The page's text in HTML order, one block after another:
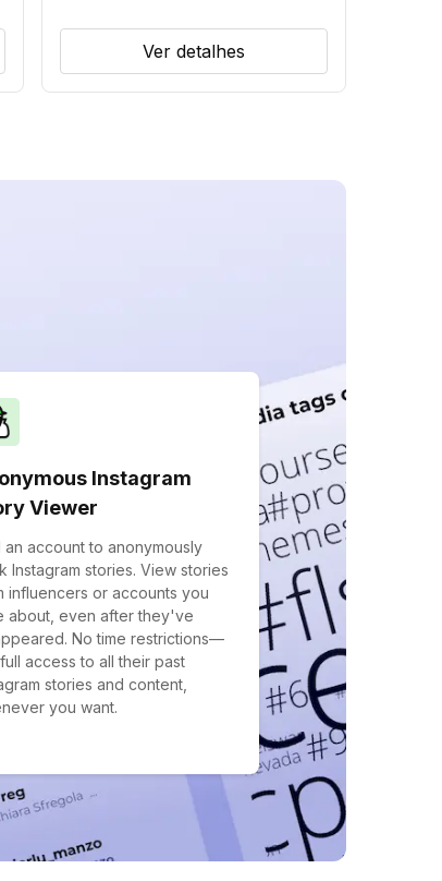
Ver detalhes
Instagram
Viewer
an account to anonymously
Instagram stories. View stories
influencers or accounts you
about, even after they've
No time restrictions—
access to all their past
stories and content,
you want.